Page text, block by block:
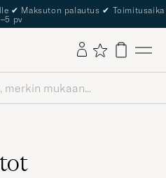
✔ Maksuton palautus ✔ Toimitusaika
pv